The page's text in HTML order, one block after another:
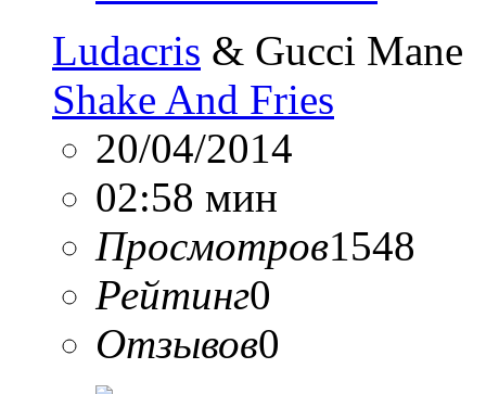
Ludacris & Gucci Mane
Shake And Fries
20/04/2014
02:58 мин
Просмотров1548
Рейтинг0
Отзывов0